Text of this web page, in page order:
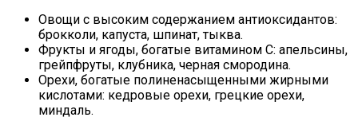
Овощи с высоким содержанием антиоксидантов:
брокколи, капуста, шпинат, тыква.
Фрукты и ягоды, богатые витамином С: апельсины,
грейпфруты, клубника, черная смородина.
Орехи, богатые полиненасыщенными жирными
кислотами: кедровые орехи, грецкие орехи,
миндаль.